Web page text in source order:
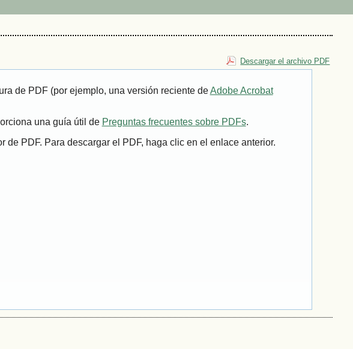
Descargar el archivo PDF
de PDF (por ejemplo, una versión reciente deAdobe Acrobat
una guía útil de Preguntas frecuentes sobre PDFs.
PDF. Para descargar el PDF, haga clic en el enlace anterior.